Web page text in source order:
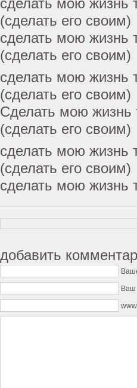
сделать мою жизнь
(сделать его своим)
сделать мою жизнь
(сделать его своим)
сделать мою жизнь
(сделать его своим)
Сделать мою жизнь
(сделать его своим)
сделать мою жизнь
(сделать его своим)
сделать мою жизнь
добавить
Ваш
www